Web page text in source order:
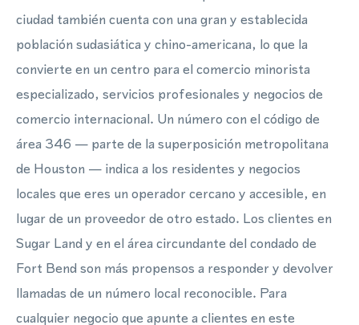
ciudad también cuenta con una gran y establecida
población sudasiática y chino-americana, lo que la
convierte en un centro para el comercio minorista
especializado, servicios profesionales y negocios de
comercio internacional. Un número con el código de
área 346 — parte de la superposición metropolitana
de Houston — indica a los residentes y negocios
locales que eres un operador cercano y accesible, en
lugar de un proveedor de otro estado. Los clientes en
Sugar Land y en el área circundante del condado de
Fort Bend son más propensos a responder y devolver
llamadas de un número local reconocible. Para
cualquier negocio que apunte a clientes en este